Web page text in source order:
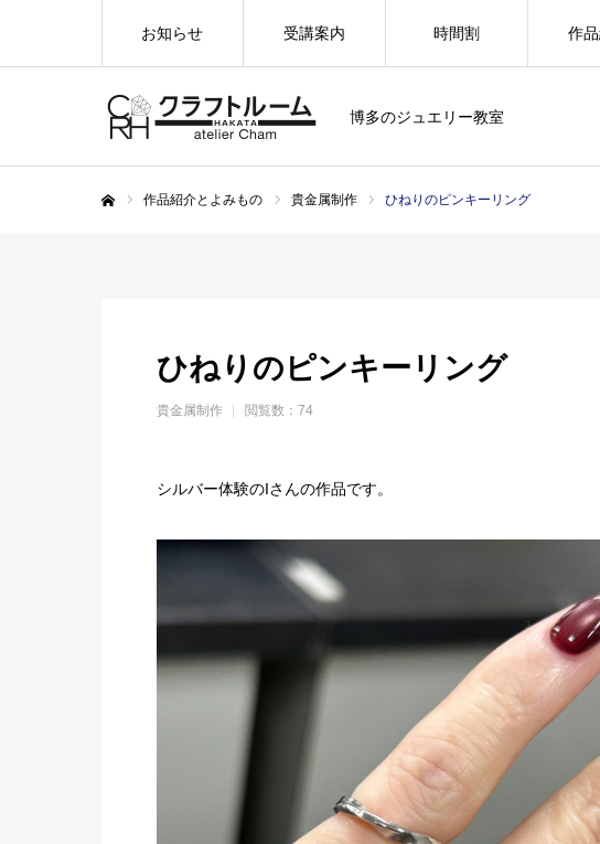
博多のジュエリー教室
お知らせ 受講案内 時間割 作
作品紹介とよみもの 貴金属制作 ひねりのピンキーリング
ひねりのピンキーリング
貴金属制作 閲覧数：74
シルバー体験のIさんの作品です。